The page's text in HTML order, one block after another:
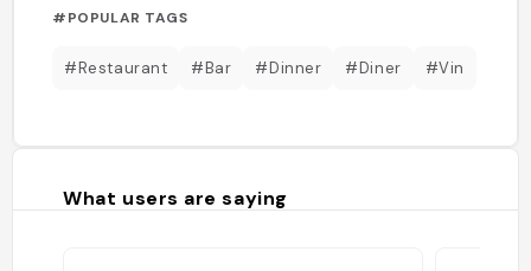
#POPULAR TAGS
#Restaurant #Bar #Dinner #Diner #Vin
What users are saying